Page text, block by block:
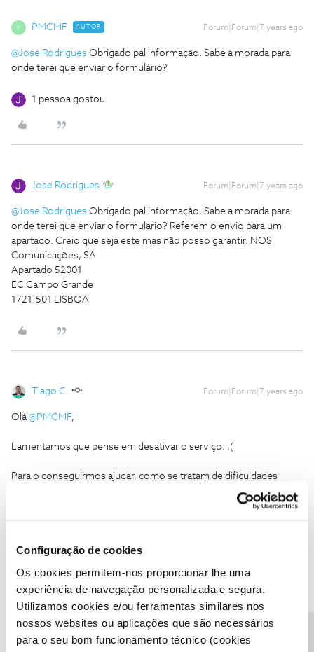
Configuração de cookies
Os cookies permitem-nos proporcionar lhe uma
experiência de navegação personalizada e segura.
Utilizamos cookies e/ou ferramentas similares nos
nossos websites ou aplicações que são necessários
para o seu bom funcionamento técnico (cookies
P PMCMF AUTOR Forum|Forum|7 years ago
@Jose Rodrigues Obrigado pal informação. Sabe a morada para
onde terei que enviar o formulário?
1 pessoa gostou
Jose Rodrigues Forum|Forum|7 years ago
@Jose Rodrigues Obrigado pal informação. Sabe a morada para
onde terei que enviar o formulário? Referem o envio para um
apartado. Creio que seja este mas não posso garantir. NOS
Comunicações, SA
Apartado 52001
EC Campo Grande
1721-501 LISBOA
Tiago C. Forum|Forum|7 years ago
Olá@PMCMF,
Lamentamos que pense em desativar o serviço. :(
Para o conseguirmos ajudar, como se tratam de dificuldades
, por favor.
@Jose Rodriguesdeu
Ajude a comunidade a encontrar informação relevante. Marque
como "Melhor Resposta" e faça "Like" nos melhores comentários.